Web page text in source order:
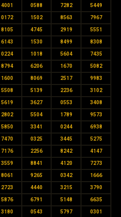
4001 0588 7282 5449
0172 1502 8563 7967
8105 4745 2919 5551
6143 1530 8499 8308
0224 1018 5604 7435
8794 6206 1670 5082
1600 8069 2517 9983
5508 5139 2236 3102
5619 3627 0553 3408
2802 5504 1789 9573
5850 3341 0244 6938
7470 0325 3445 5275
7176 2256 8242 4147
3559 8841 4120 7273
8061 9265 0342 1666
2723 4440 3215 3790
5876 6791 5148 6635
3180 0543 5797 0301